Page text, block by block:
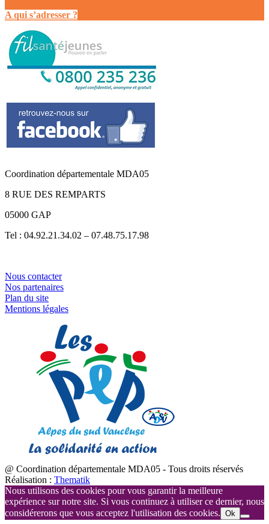
A qui s’adresser ?
Coordination départementale MDA05
8 RUE DES REMPARTS
05000 GAP
Tel : 04.92.21.34.02 – 07.48.75.17.98
Nous contacter
Nos partenaires
Plan du site
Mentions légales
@ Coordination départementale MDA05 - Tous droits réservés
Réalisation : Thematik
Nous utilisons des cookies pour vous garantir la meilleure
expérience sur notre site. Si vous continuez à utiliser ce dernier, nous
considérerons que vous acceptez l'utilisation des cookies. Ok